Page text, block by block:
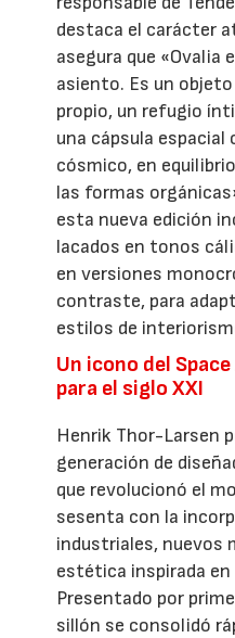
destaca el carácter
asegura que «Ovalia
asiento. Es un
propio, un refugio
una cápsula espacial
cósmico, en
las formas
esta nueva edición
lacados en tonos
en versiones
contraste, para
estilos de
Un icono del
para el siglo XXI
Henrik Thor-Larsen
generación de
que revolucionó el
sesenta con la
industriales, nuevos
estética inspirada en
Presentado por
sillón se consolidó